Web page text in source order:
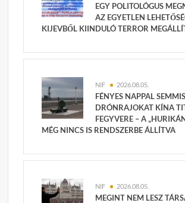
EGY POLITOLÓGUS
AZ EGYETLEN
KIJEVBŐL KIINDULÓ TERROR
NIF 2026.08.05.
FÉNYES NAPPAL
DRÓNRAJOKAT KÍNA
FEGYVERE – A
MÉG NINCS IS RENDSZERBE ÁLLÍTVA
NIF 2026.08.05.
MEGINT NEM LESZ